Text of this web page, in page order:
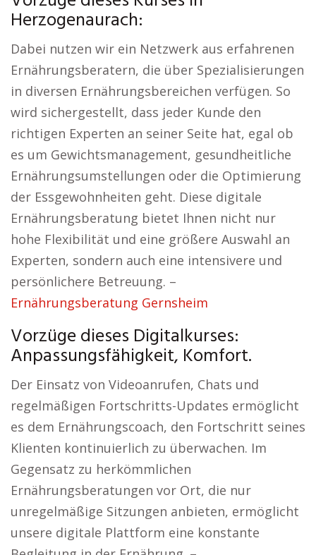
Herzogenaurach:
Dabei nutzen wir ein Netzwerk aus erfahrenen
Ernährungsberatern, die über Spezialisierungen
in diversen Ernährungsbereichen verfügen. So
wird sichergestellt, dass jeder Kunde den
richtigen Experten an seiner Seite hat, egal ob
es um Gewichtsmanagement, gesundheitliche
Ernährungsumstellungen oder die Optimierung
der Essgewohnheiten geht. Diese digitale
Ernährungsberatung bietet Ihnen nicht nur
hohe Flexibilität und eine größere Auswahl an
Experten, sondern auch eine intensivere und
persönlichere Betreuung. –
Ernährungsberatung Gernsheim
Vorzüge dieses Digitalkurses:
Anpassungsfähigkeit, Komfort.
Der Einsatz von Videoanrufen, Chats und
regelmäßigen Fortschritts-Updates ermöglicht
es dem Ernährungscoach, den Fortschritt seines
Klienten kontinuierlich zu überwachen. Im
Gegensatz zu herkömmlichen
Ernährungsberatungen vor Ort, die nur
unregelmäßige Sitzungen anbieten, ermöglicht
unsere digitale Plattform eine konstante